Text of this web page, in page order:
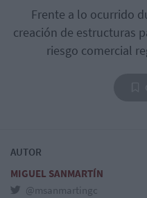
Frente a lo ocurrido
creación de estructuras
riesgo comercial
AUTOR
MIGUEL SANMARTÍN
@msanmartingc